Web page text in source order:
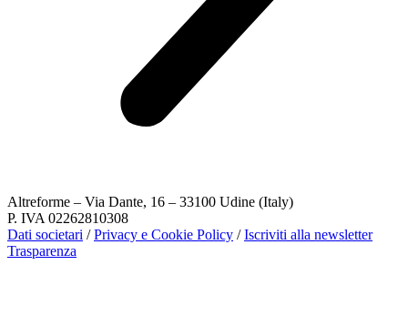
Altreforme – Via Dante, 16 – 33100 Udine (Italy)
P. IVA 02262810308
Dati societari /Privacy e Cookie Policy /Iscriviti alla newsletter
Trasparenza